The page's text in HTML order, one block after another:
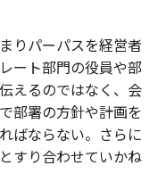
りパーパスを経営者
ート部門の役員や部
えるのではなく、会
部署の方針や計画を
ばならない。さらに
すり合わせていかね